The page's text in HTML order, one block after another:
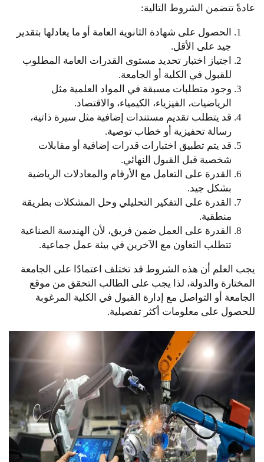
عادةً تتضمن الشروط التالية:
الحصول على شهادة الثانوية العامة أو ما يعادلها بتقدير
جيد على الأقل.
اجتياز اختبار تحديد مستوى القدرات العامة المطلوب
للقبول في الكلية أو الجامعة.
وجود متطلبات مسبقة في المواد العلمية مثل
الرياضيات، الفيزياء، الكيمياء، والاقتصاد.
قد يتطلب تقديم مستندات إضافية مثل سيرة ذاتية،
رسالة تحفيزية أو خطاب توصية.
قد يتم تطبيق اختبارات قدرات إضافية أو مقابلات
شخصية قبل القبول النهائي.
القدرة على التعامل مع الأرقام والمعادلات الرياضية
بشكل جيد.
القدرة على التفكير التحليلي وحل المشكلات بطريقة
منطقية.
القدرة على العمل ضمن فريق، لأن الهندسة الصناعية
تتطلب التعاون مع الآخرين في بيئة عمل جماعية.
يجب العلم أن هذه الشروط قد تختلف اعتمادًا على الجامعة
المختارة والدولة، لذا يجب على الطالب التحقق من موقع
الجامعة أو التواصل مع إدارة القبول في الكلية المرغوبة
للحصول على معلومات أكثر تفصيلية.